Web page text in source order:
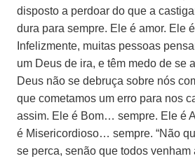
disposto a perdoar do que a
dura para sempre. Ele é amor. Ele
Infelizmente, muitas pessoas
um Deus de ira, e têm medo de se
Deus não se debruça sobre nós
que cometamos um erro para nos
assim. Ele é Bom… sempre. Ele é
é Misericordioso… sempre. “Não
se perca, senão que todos venham